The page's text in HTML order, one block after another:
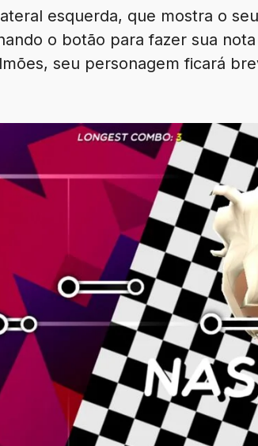
esquerda, que mostra o
o botão para fazer sua
seu personagem ficará